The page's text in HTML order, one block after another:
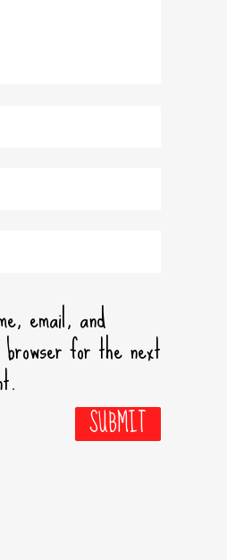
email, and
for the next